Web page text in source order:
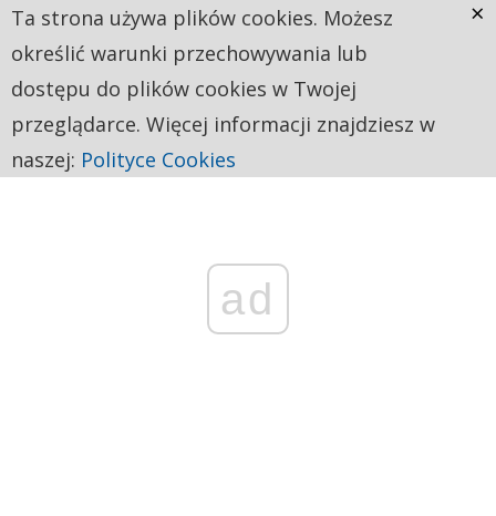
ad
Ta strona używa plików cookies. Możesz
określić warunki przechowywania lub
dostępu do plików cookies w Twojej
przeglądarce. Więcej informacji znajdziesz w
naszej: Polityce Cookies
×